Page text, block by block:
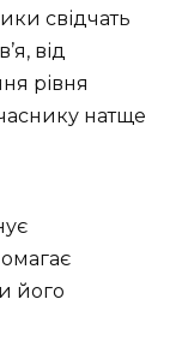
свідчать
від
рівня
натще
його